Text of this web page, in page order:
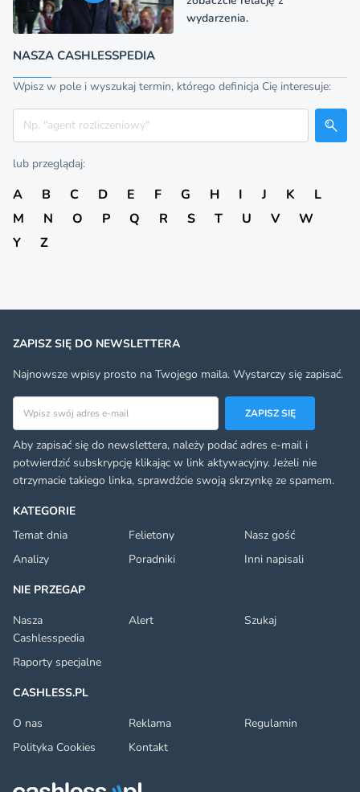
wydarzenia.
NASZA CASHLESSPEDIA
Wpisz w pole i wyszukaj termin, którego definicja Cię interesuje:
Szukaj
lub przeglądaj:
A B C D E F G H I J K
L
M
N O P Q R S T U V
W
Y
Z
KATEGORIE
Temat dnia
Felietony
Nasz gość
Analizy
Poradniki
Inni napisali
NIE PRZEGAP
Nasza
Cashlesspedia
Alert Szukaj
Raporty specjalne
CASHLESS.PL
O nas
Reklama
Regulamin
Polityka Cookies
Kontakt
ZAPISZ SIĘ DO NEWSLETTERA
Najnowsze wpisy prosto na Twojego maila. Wystarczy się zapisać.
Adres email
ZAPISZ SIĘ
Aby zapisać się do newslettera, należy podać adres e-mail i
potwierdzić subskrypcję klikając w link aktywacyjny. Jeżeli nie
otrzymacie takiego linka, sprawdźcie swoją skrzynkę ze spamem.